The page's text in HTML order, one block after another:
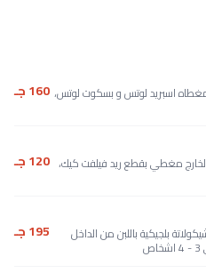
اسبريد لوتس و بسكوت لوتس، 160 جـ
مغطي بقطع ريد فيلفت كيك، 120 جـ
شيكولاتة بلجيكية باللبن من الداخل 195 جـ